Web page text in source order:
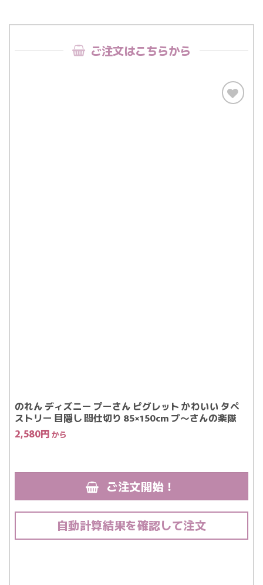
ご注文はこちらから
のれん ディズニー プーさん ピグレット かわいい タペ
ストリー 目隠し 間仕切り 85×150cm プ〜さんの楽隊
2,580円
ご注文開始！
自動計算結果を確認して注文